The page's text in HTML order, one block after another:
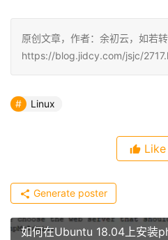
原创文章，作者：余初云，如若转
https://blog.jidcy.com/jsjc/
Linux
Like
Generate poster
如何在Ubuntu 18.04上安装